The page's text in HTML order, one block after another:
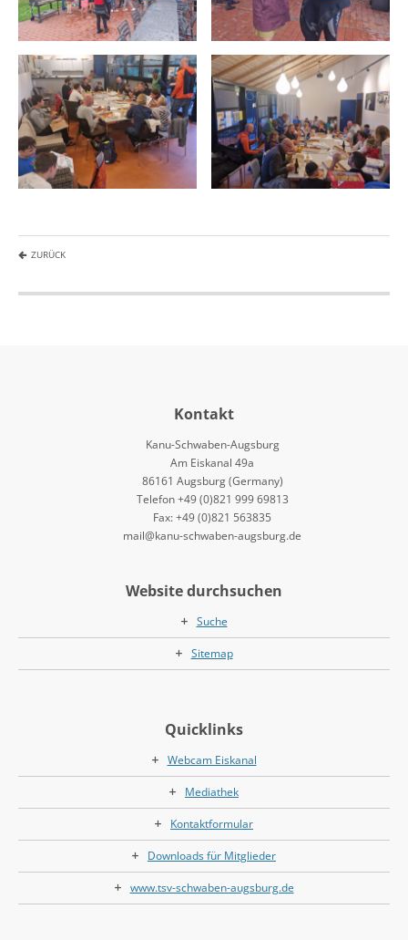
ZURÜCK
Kontakt
Kanu-Schwaben-Augsburg
Am Eiskanal 49a
86161 Augsburg (Germany)
Telefon +49 (0)821 999 69813
Fax: +49 (0)821 563835
mail@kanu-schwaben-augsburg.de
Website durchsuchen
Suche
Sitemap
Quicklinks
Webcam Eiskanal
Mediathek
Kontaktformular
Downloads für Mitglieder
www.tsv-schwaben-augsburg.de